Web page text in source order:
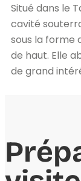
Situé dans le
cavité
sous la forme
de haut. Elle
de grand